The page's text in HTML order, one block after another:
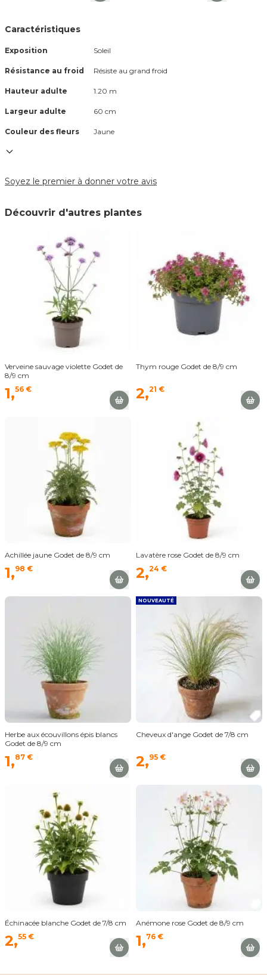
Caractéristiques
Exposition Soleil
Résistance au froid Résiste au grand froid
Hauteur adulte 1.20 m
Largeur adulte 60 cm
Couleur des fleurs Jaune
Soyez le premier à donner votre avis
Découvrir d'autres plantes
Verveine sauvage violette Godet de
8/9 cm
1,56 €
Thym rouge Godet de 8/9 cm
2,21 €
Achillée jaune Godet de 8/9 cm
1,98 €
Lavatère rose Godet de 8/9 cm
2,24 €
Herbe aux écouvillons épis blancs
Godet de 8/9 cm
1,87 €
NOUVEAUTÉ
Cheveux d'ange Godet de 7/8 cm
2,95 €
Échinacée blanche Godet de 7/8 cm
2,55 €
Anémone rose Godet de 8/9 cm
1,76 €